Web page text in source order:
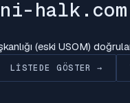
halk.com
(eski USOM)
LISTEDE GÖSTER →